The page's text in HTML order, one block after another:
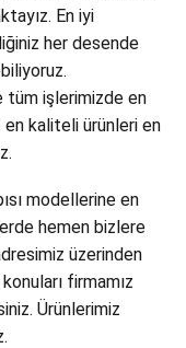
En iyi
her desende
tüm işlerimizde en
kaliteli ürünleri en
modellerine en
hemen bizlere
üzerinden
firmamız
Ürünlerimiz